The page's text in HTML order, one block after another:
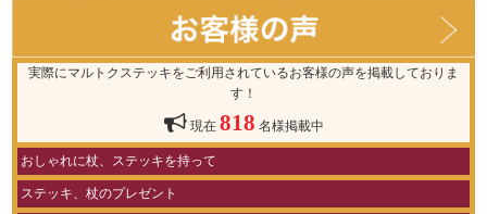
実際にマルトクステッキをご利用されているお客様の声を掲載しておりま
す！
現在 818 名様掲載中
おしゃれに杖、ステッキを持って
ステッキ、杖のプレゼント